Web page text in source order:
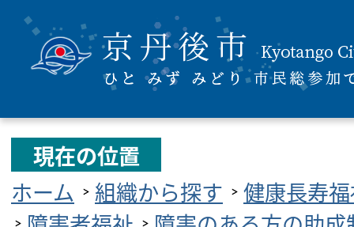
現在の位置
ホーム
組織から探す
健康長寿